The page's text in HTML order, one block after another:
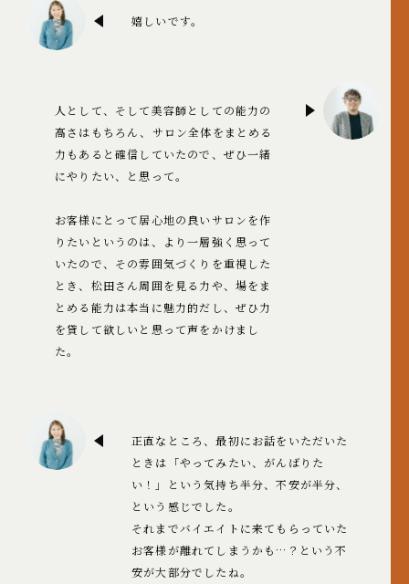
嬉しいです。
人として、そして美容師としての能力の
高さはもちろん、サロン全体をまとめる
力もあると確信していたので、ぜひ一緒
にやりたい、と思って。
お客様にとって居心地の良いサロンを作
りたいというのは、より一層強く思って
いたので、その雰囲気づくりを重視した
とき、松田さん周囲を見る力や、場をま
とめる能力は本当に魅力的だし、ぜひ力
を貸して欲しいと思って声をかけまし
た。
正直なところ、最初にお話をいただいた
ときは「やってみたい、がんばりた
い！」という気持ち半分、不安が半分、
という感じでした。
それまでバイエイトに来てもらっていた
お客様が離れてしまうかも…？という不
安が大部分でしたね。